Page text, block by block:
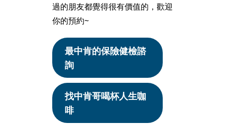
過的朋友都覺得很有價值的，歡迎
你的預約~
最中肯的保險健檢諮
詢
找中肯哥喝杯人生咖
啡